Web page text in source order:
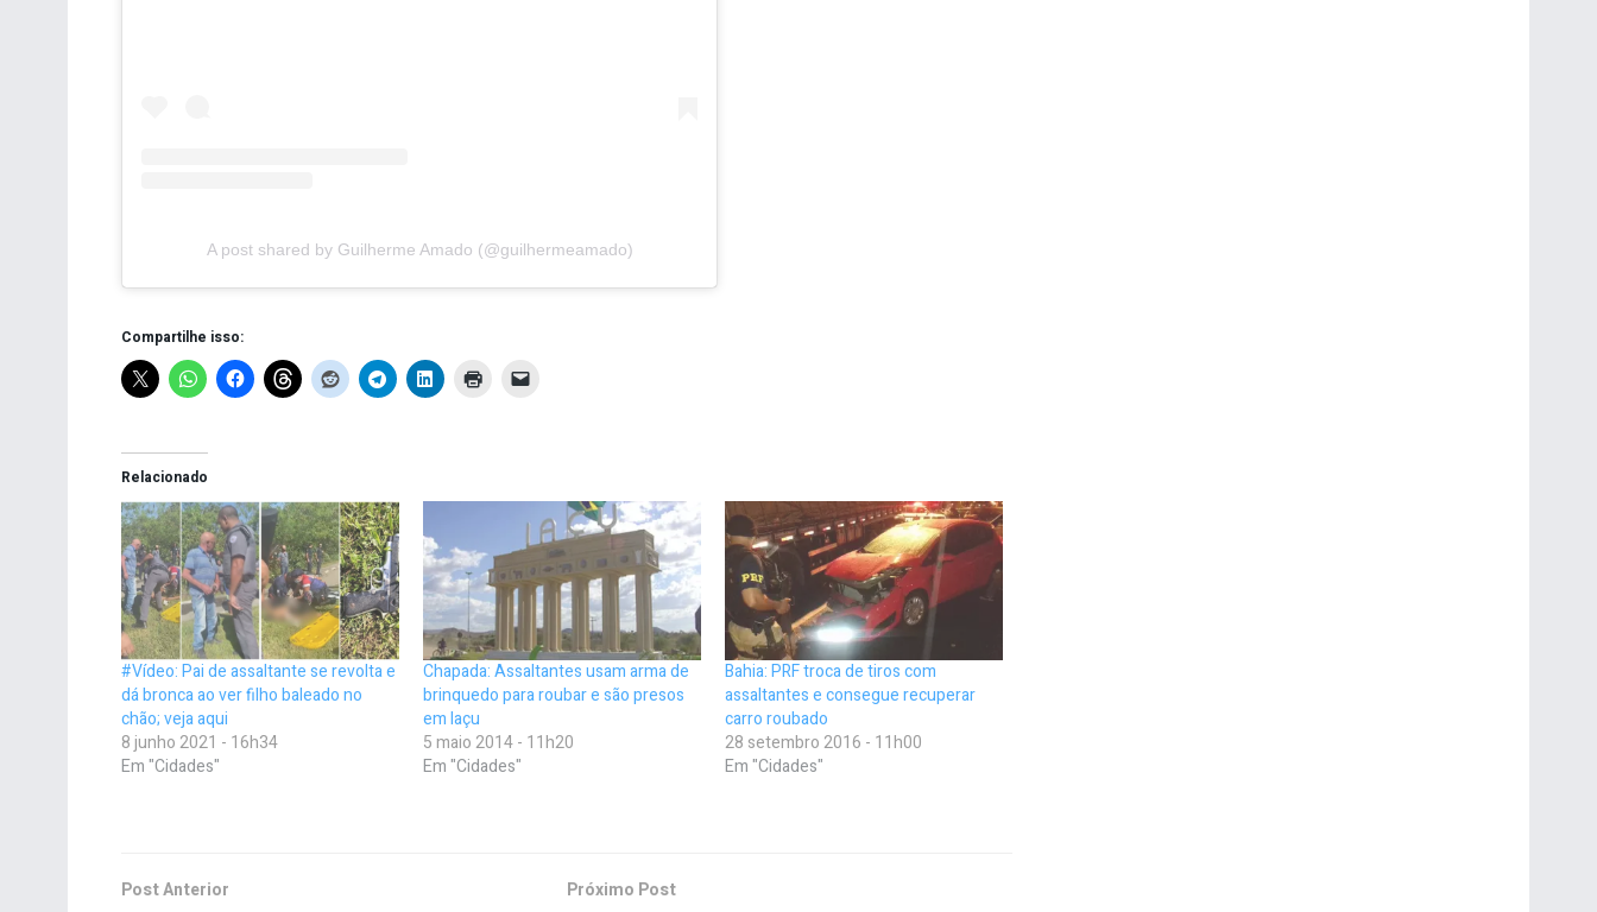
A post shared by Guilherme Amado (@guilhermeamado)
Compartilhe isso:
Relacionado
#Vídeo: Pai de assaltante se revolta e
dá bronca ao ver filho baleado no
chão; veja aqui
8 junho 2021 - 16h34
Em "Cidades"
Chapada: Assaltantes usam arma de
brinquedo para roubar e são presos
em Iaçu
5 maio 2014 - 11h20
Em "Cidades"
Bahia: PRF troca de tiros com
assaltantes e consegue recuperar
carro roubado
28 setembro 2016 - 11h00
Em "Cidades"
Post Anterior Próximo Post